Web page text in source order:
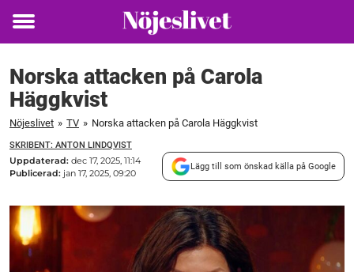
Toggle
Norska attacken på Carola
Häggkvist
Nöjeslivet » TV » Norska attacken på Carola Häggkvist
SKRIBENT: ANTON LINDQVIST
Uppdaterad: dec 17, 2025, 11:14
Publicerad: jan 17, 2025, 09:20
Lägg till som önskad källa på Google